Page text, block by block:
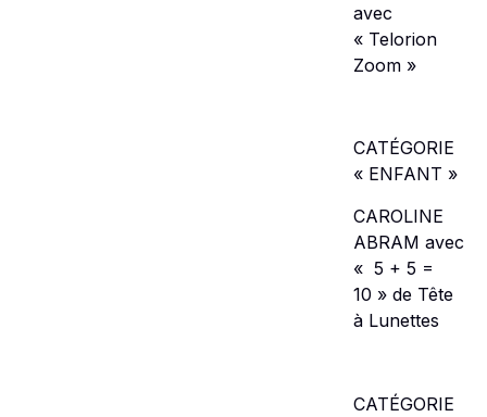
avec
« Telorion
Zoom »
CATÉGORIE
« ENFANT »
CAROLINE
ABRAM avec
« 5 + 5 =
10 » de Tête
à Lunettes
CATÉGORIE